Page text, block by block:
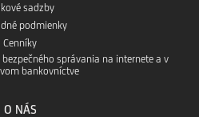
sadzby
podmienky
Cenníky
správania na internete a v
bankovníctve
O NÁS